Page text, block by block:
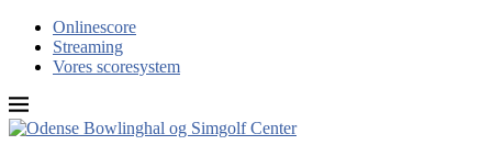
Onlinescore
Streaming
Vores scoresystem